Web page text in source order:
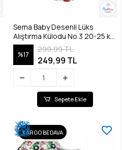
Sema Baby Desenli Lüks
Alıştırma Külodu No.3 20-25 kg
- Cars
%17
299,99 TL
249,99 TL
Sepete Ekle
KARGO BEDAVA